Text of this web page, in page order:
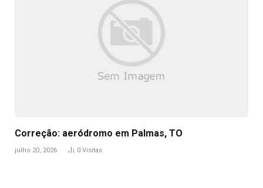
Correção: aeródromo em Palmas, TO
julho 20, 2026 0 Visitas